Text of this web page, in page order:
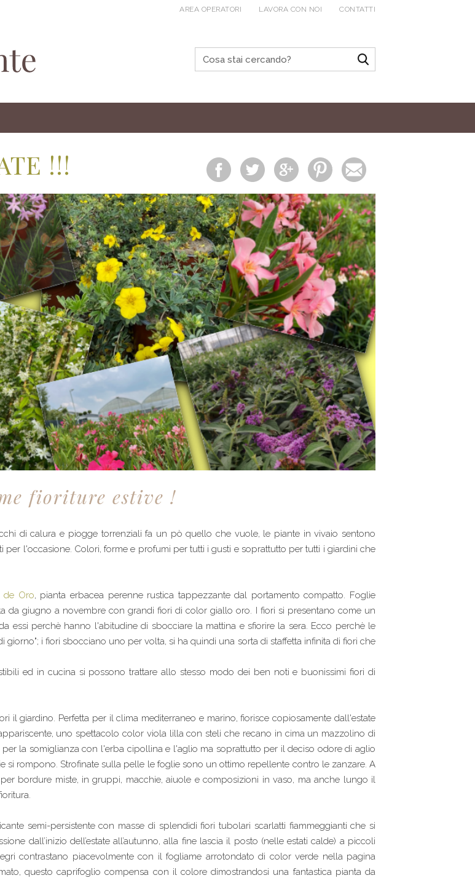
AREA OPERATORI LAVORA CON NOI CONTATTI
!!!
fioriture estive !
di calura e piogge torrenziali fa un pò quello che vuole, le piante in vivaio sentono
l'occasione. Colori, forme e profumi per tutti i gusti e soprattutto per tutti i giardini che
de Oro, pianta erbacea perenne rustica tappezzante dal portamento compatto. Foglie
da giugno a novembre con grandi fiori di color giallo oro. I fiori si presentano come un
essi perchè hanno l'abitudine di sbocciare la mattina e sfiorire la sera. Ecco perchè le
i fiori sbocciano uno per volta, si ha quindi una sorta di staffetta infinita di fiori che
ed in cucina si possono trattare allo stesso modo dei ben noti e buonissimi fiori di
il giardino. Perfetta per il clima mediterraneo e marino, fiorisce copiosamente dall'estate
uno spettacolo color viola lilla con steli che recano in cima un mazzolino di
la somiglianza con l'erba cipollina e l'aglio ma soprattutto per il deciso odore di aglio
rompono. Strofinate sulla pelle le foglie sono un ottimo repellente contro le zanzare. A
bordure miste, in gruppi, macchie, aiuole e composizioni in vaso, ma anche lungo il
semi-persistente con masse di splendidi fiori tubolari scarlatti fiammeggianti che si
dall’inizio dell’estate all’autunno, alla fine lascia il posto (nelle estati calde) a piccoli
contrastano piacevolmente con il fogliame arrotondato di color verde nella pagina
questo caprifoglio compensa con il colore dimostrandosi una fantastica pianta da